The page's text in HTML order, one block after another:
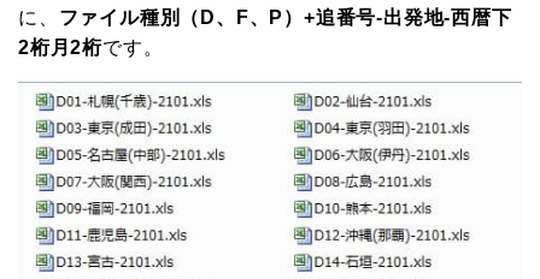
に、 ファイル種別（ D、F、P）+追番号-出発地-西暦下
2桁月2桁です。